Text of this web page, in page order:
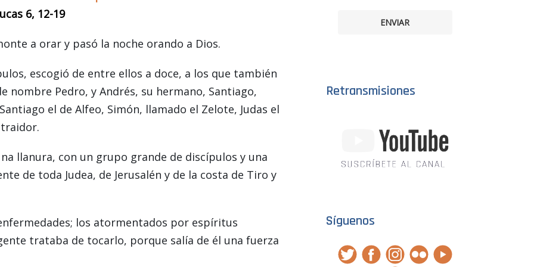
6, 12-19
a orar y pasó la noche orando a Dios.
escogió de entre ellos a doce, a los que también
nombre Pedro, y Andrés, su hermano, Santiago,
el de Alfeo, Simón, llamado el Zelote, Judas el
traidor.
llanura, con un grupo grande de discípulos y una
de toda Judea, de Jerusalén y de la costa de Tiro y
los atormentados por espíritus
trataba de tocarlo, porque salía de él una fuerza
ENVIAR
Retransmisiones
Síguenos